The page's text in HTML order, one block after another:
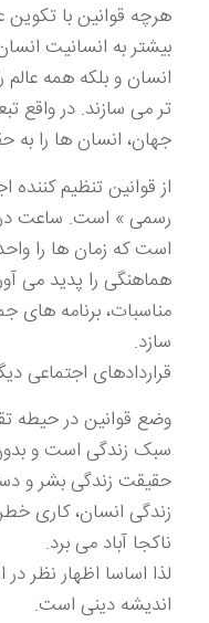
هرچه قوانین با تکوین
بیشتر به انسانیت
انسان و بلکه همه
تر می سازند. در واقع
جهان، انسان ها را
از قوانین تنظیم
رسمی » است. ساعت در
است که زمان ها را
هماهنگی را پدید می
مناسبات، برنامه
سازد.
قراردادهای اجتماعی
وضع قوانین در حیطه
سبک زندگی است و
حقیقت زندگی بشر و
زندگی انسان، کاری
ناکجا آباد می برد.
لذا اساسا اظهار نظر در
اندیشه دینی است.